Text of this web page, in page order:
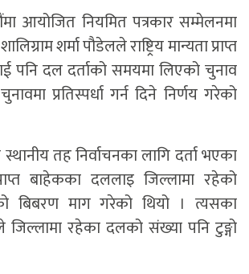
आयोजित नियमित पत्रकार सम्मेलनमा
शर्मा पौडेलले राष्ट्रिय मान्यता प्राप्त
पनि दल दर्ताको समयमा लिएको चुनाव
प्रतिस्पर्धा गर्न दिने निर्णय गरेको
तह निर्वाचनका लागि दर्ता भएका
प्राप्त बाहेकका दललाइ जिल्लामा रहेको
बिबरण माग गरेको थियो । त्यसका
रहेका दलको संख्या पनि टुङ्गो